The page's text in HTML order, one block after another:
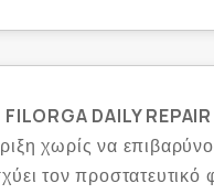
DAILY REPAIR
χωρίς να
τον